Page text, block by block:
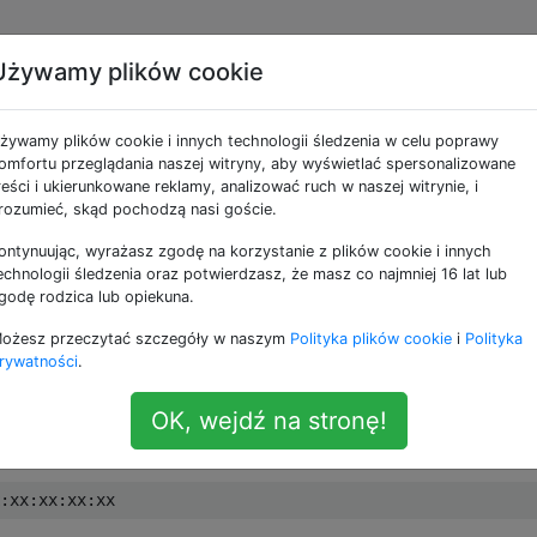
MAC adaptera
(nie Apple) i otrzymuję połączenie z Internetem.
adres mac, ale nie mogę go zmienić.
: xx: xx: xx: xx
plików cookie
plików cookie i innych technologii śledzenia w celu poprawy
przeglądania naszej witryny, aby wyświetlać spersonalizowane
i ukierunkowane reklamy, analizować ruch w naszej witrynie, i
skąd pochodzą nasi goście.
wyrażasz zgodę na korzystanie z plików cookie i innych
śledzenia oraz potwierdzasz, że masz co najmniej 16 lat lub
rodzica lub opiekuna.
przeczytać szczegóły w naszym Polityka plików cookie i Polityka
.
OK, wejdź na stronę!